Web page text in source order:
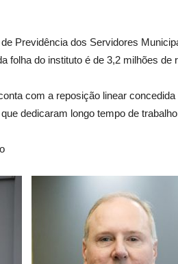
Previdência dos Servidores
folha do instituto é de 3,2 milhões de
com a reposição linear
dedicaram longo tempo de